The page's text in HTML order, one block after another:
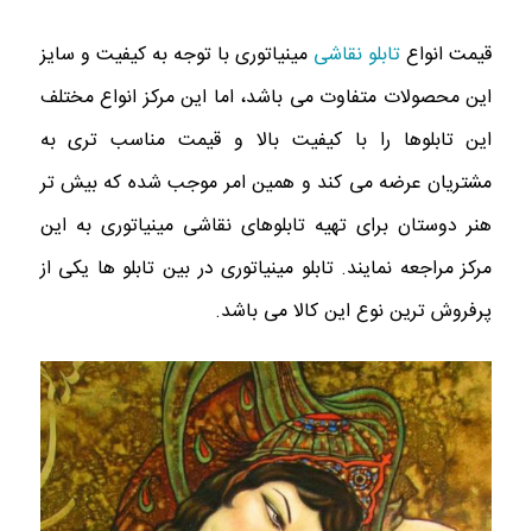
قیمت انواعتابلو نقاشی مینیاتوری با توجه به کیفیت و سایز
این محصولات متفاوت می باشد، اما این مرکز انواع مختلف
این تابلوها را با کیفیت بالا و قیمت مناسب تری به
مشتریان عرضه می کند و همین امر موجب شده که بیش تر
هنر دوستان برای تهیه تابلوهای نقاشی مینیاتوری به این
مرکز مراجعه نمایند. تابلو مینیاتوری در بین تابلو ها یکی از
پرفروش ترین نوع این کالا می باشد.